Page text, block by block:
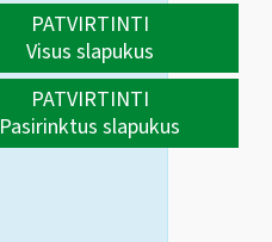
PATVIRTINTI
Visus slapukus
PATVIRTINTI
Pasirinktus slapukus